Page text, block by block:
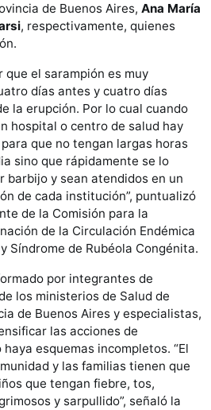
de Buenos Aires, Ana María
, respectivamente, quienes
el sarampión es muy
días antes y cuatro días
la erupción. Por lo cual cuando
hospital o centro de salud hay
que no tengan largas horas
sino que rápidamente se lo
barbijo y sean atendidos en un
de cada institución”, puntualizó
de la Comisión para la
de la Circulación Endémica
Síndrome de Rubéola Congénita.
por integrantes de
los ministerios de Salud de
de Buenos Aires y especialistas,
las acciones de
esquemas incompletos. “El
y las familias tienen que
que tengan fiebre, tos,
y sarpullido”, señaló la